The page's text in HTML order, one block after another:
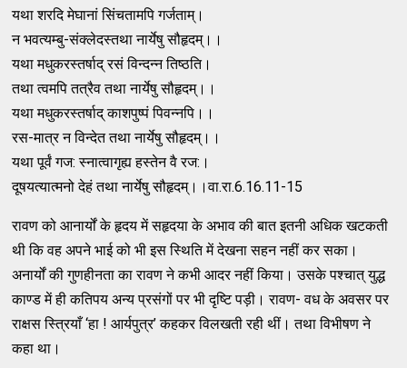
यथा शरदि मेघानां सिंचतामपि गर्जताम्।
न भवत्यम्बु-संक्लेदस्तथा नार्येषु सौहृदम्।।
यथा मधुकरस्तर्षाद् रसं विन्दन्न तिष्ठति।
तथा त्वमपि तत्रैव तथा नार्येषु सौहृदम्।।
यथा मधुकरस्तर्षाद् काशपुष्पं पिवन्नपि।।
रस-मात्र न विन्देत तथा नार्येषु सौहृदम्।।
यथा पूर्वं गज: स्नात्वागृह्य हस्तेन वै रज:।
दूषयत्यात्मनो देहं तथा नार्येषु सौहृदम्।।वा.रा.6.16.11-15
रावण को आनार्यों के हृदय में सहृदया के अभाव की बात इतनी अधिक खटकती
थी कि वह अपने भाई को भी इस स्थिति में देखना सहन नहीं कर सका।
अनार्यों की गुणहीनता का रावण ने कभी आदर नहीं किया। उसके पश्चात् युद्ध
काण्ड में ही कतिपय अन्य प्रसंगों पर भी दृष्टि पड़ी। रावण- वध के अवसर पर
राक्षस स्त्रियाँ ‘हा ! आर्यपुत्र’ कहकर विलखती रही थीं। तथा विभीषण ने
कहा था।